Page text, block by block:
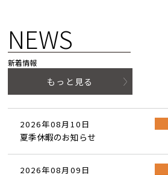
NEWS
新着情報
もっと見る
2026年08月10日
夏季休暇のお知らせ
2026年08月09日